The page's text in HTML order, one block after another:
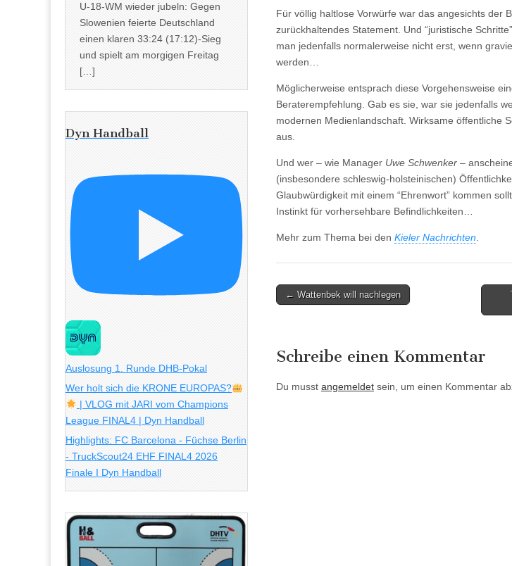
Für völlig haltlose Vorwürfe war das angesichts der
zurückhaltendes Statement. Und “juristische
man jedenfalls normalerweise nicht erst, wenn
werden…
Möglicherweise entsprach diese Vorgehensweise
Beraterempfehlung. Gab es sie, war sie jedenfalls
modernen Medienlandschaft. Wirksame öffentliche
aus.
Und wer – wie Manager Uwe Schwenker –
(insbesondere schleswig-holsteinischen)
Glaubwürdigkeit mit einem “Ehrenwort” kommen
Instinkt für vorhersehbare Befindlichkeiten…
Mehr zum Thema bei den Kieler Nachrichten.
Post
← Wattenbek will nachlegen
Schreibe einen Kommentar
Du musst angemeldet sein, um einen Kommentar
U-18-WM wieder jubeln: Gegen
Slowenien feierte Deutschland
einen klaren 33:24 (17:12)-Sieg
und spielt am morgigen Freitag
[…]
Dyn Handball
Auslosung 1. Runde DHB-Pokal
Wer holt sich die KRONE EUROPAS?
| VLOG mit JARI vom Champions
League FINAL4 | Dyn Handball
Highlights: FC Barcelona - Füchse Berlin
- TruckScout24 EHF FINAL4 2026
Finale I Dyn Handball